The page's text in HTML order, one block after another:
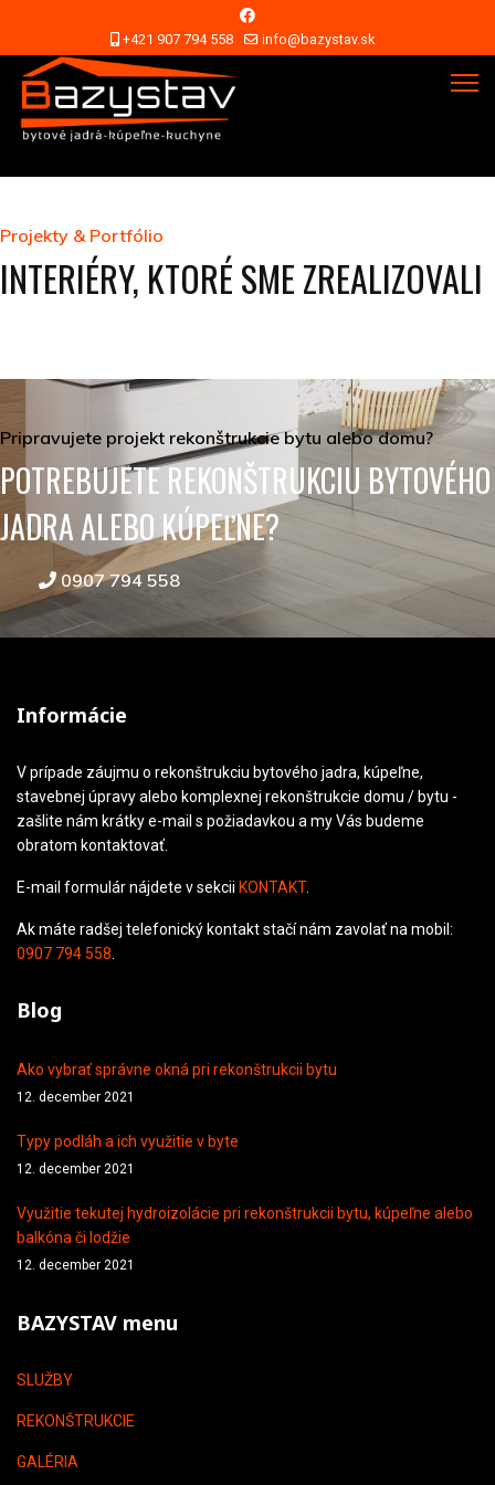
+421 907 794 558 info@bazystav.sk
Projekty & Portfólio
INTERIÉRY, KTORÉ SME ZREALIZOVALI
Pripravujete projekt rekonštrukcie bytu alebo domu?
POTREBUJETE REKONŠTRUKCIU BYTOVÉHO
JADRA ALEBO KÚPEĽNE?
0907 794 558
Informácie
V prípade záujmu o rekonštrukciu bytového jadra, kúpeľne,
stavebnej úpravy alebo komplexnej rekonštrukcie domu / bytu -
zašlite nám krátky e-mail s požiadavkou a my Vás budeme
obratom kontaktovať.
E-mail formulár nájdete v sekcii KONTAKT.
Ak máte radšej telefonický kontakt stačí nám zavolať na mobil:
0907 794 558
Blog
Ako vybrať správne okná pri rekonštrukcii bytu
12. december 2021
Typy podláh a ich využitie v byte
12. december 2021
Využitie tekutej hydroizolácie pri rekonštrukcii bytu, kúpeľne alebo
balkóna či lodžie
12. december 2021
BAZYSTAV menu
SLUŽBY
REKONŠTRUKCIE
GALÉRIA